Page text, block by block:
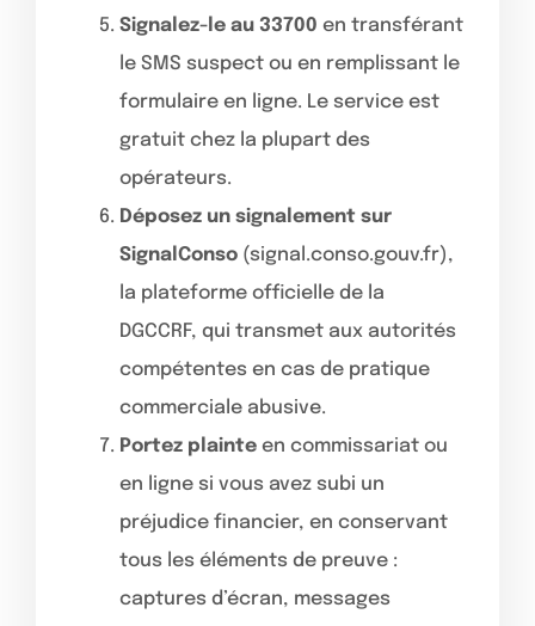
Signalez-le au 33700 en transférant
le SMS suspect ou en remplissant le
formulaire en ligne. Le service est
gratuit chez la plupart des
opérateurs.
Déposez un signalement sur
SignalConso (signal.conso.gouv.fr),
la plateforme officielle de la
DGCCRF, qui transmet aux autorités
compétentes en cas de pratique
commerciale abusive.
Portez plainte en commissariat ou
en ligne si vous avez subi un
préjudice financier, en conservant
tous les éléments de preuve :
captures d’écran, messages